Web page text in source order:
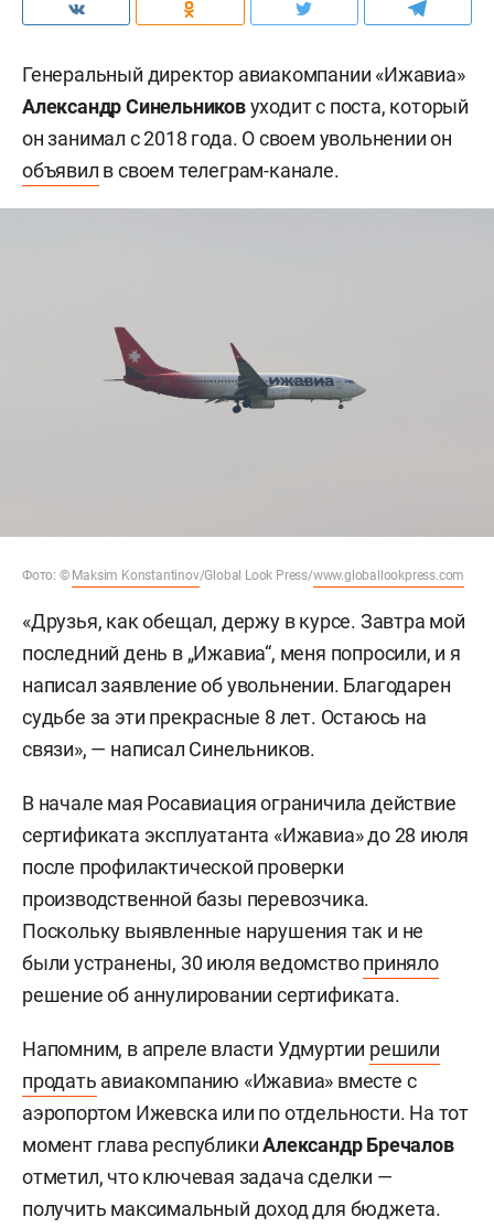
Генеральный директор авиакомпании «Ижавиа»
Александр Синельниковуходит с поста, который
он занимал с 2018 года. О своем увольнении он
объявил в своем телеграм-канале.
Фото: © Maksim Konstantinov/Global Look Press/www.globallookpress.com
«Друзья, как обещал, держу в курсе. Завтра мой
последний день в „Ижавиа“, меня попросили, и я
написал заявление об увольнении. Благодарен
судьбе за эти прекрасные 8 лет. Остаюсь на
связи», — написал Синельников.
В начале мая Росавиация ограничила действие
сертификата эксплуатанта «Ижавиа» до 28 июля
после профилактической проверки
производственной базы перевозчика.
Поскольку выявленные нарушения так и не
были устранены, 30 июля ведомствоприняло
решение об аннулировании сертификата.
Напомним, в апреле власти Удмуртии решили
продать авиакомпанию «Ижавиа» вместе с
аэропортом Ижевска или по отдельности. На тот
момент глава республикиАлександр Бречалов
отметил, что ключевая задача сделки —
получить максимальный доход для бюджета.